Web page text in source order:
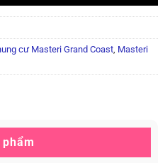
cư Masteri Grand Coast, Masteri
phẩm